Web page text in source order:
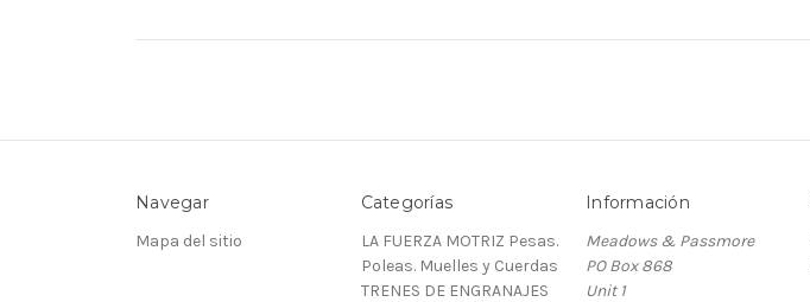
Navegar
Mapa del sitio
Categorías
LA FUERZA MOTRIZ Pesas.
Poleas. Muelles y Cuerdas
TRENES DE ENGRANAJES
Información
Meadows & Passmore
PO Box 868
Unit 1